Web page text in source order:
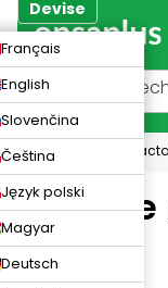
Aller
au
contenu
Devise
Français
English
Slovenčina
Čeština
Język polski
Magyar
Deutsch
Droit de
Droit